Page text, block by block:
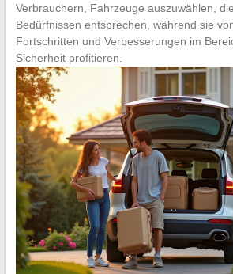
Verbrauchern, Fahrzeuge auszuwählen,
Bedürfnissen entsprechen, während sie
Fortschritten und Verbesserungen im
Sicherheit profitieren.